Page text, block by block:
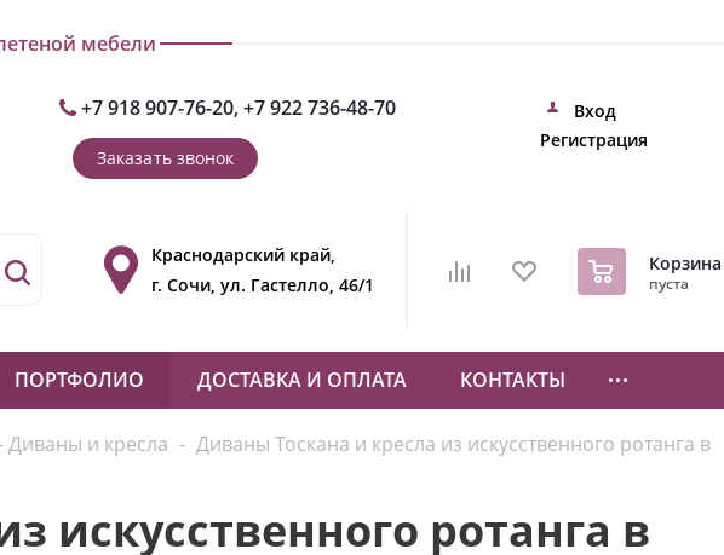
мебели
+7 918 907-76-20, +7 922 736-48-70
Заказать звонок
Вход
Регистрация
Краснодарский край,
г. Сочи, ул. Гастелло, 46/1
Корзина
пуста
ПОРТФОЛИО ДОСТАВКА И ОПЛАТА КОНТАКТЫ
Диваны и кресла - Диваны Тоскана и кресла из искусственного ротанга в
искусственного ротанга в